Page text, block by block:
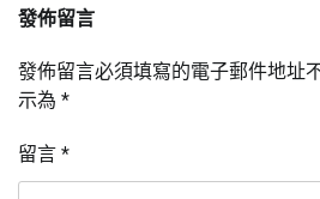
發佈留言
發佈留言必須填寫的電子郵件地址
示為 *
留言 *